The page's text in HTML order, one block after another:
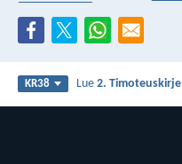
KR38 Lue2.